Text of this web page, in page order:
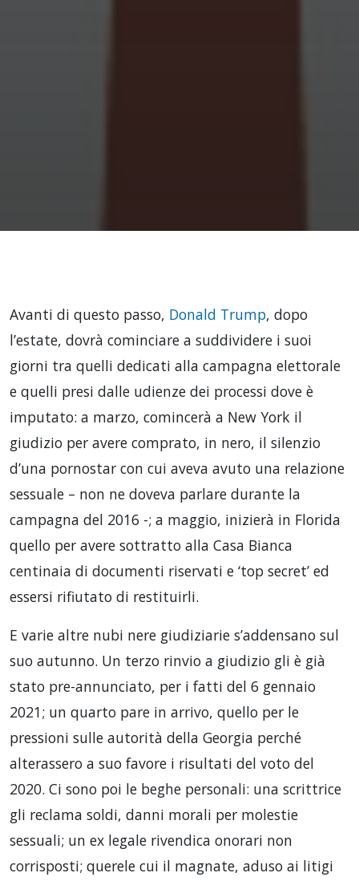
Avanti di questo passo, Donald Trump, dopo
l’estate, dovrà cominciare a suddividere i suoi
giorni tra quelli dedicati alla campagna elettorale
e quelli presi dalle udienze dei processi dove è
imputato: a marzo, comincerà a New York il
giudizio per avere comprato, in nero, il silenzio
d’una pornostar con cui aveva avuto una relazione
sessuale – non ne doveva parlare durante la
campagna del 2016 -; a maggio, inizierà in Florida
quello per avere sottratto alla Casa Bianca
centinaia di documenti riservati e ‘top secret’ ed
essersi rifiutato di restituirli.
E varie altre nubi nere giudiziarie s’addensano sul
suo autunno. Un terzo rinvio a giudizio gli è già
stato pre-annunciato, per i fatti del 6 gennaio
2021; un quarto pare in arrivo, quello per le
pressioni sulle autorità della Georgia perché
alterassero a suo favore i risultati del voto del
2020. Ci sono poi le beghe personali: una scrittrice
gli reclama soldi, danni morali per molestie
sessuali; un ex legale rivendica onorari non
corrisposti; querele cui il magnate, aduso ai litigi